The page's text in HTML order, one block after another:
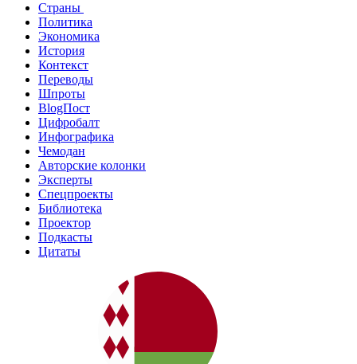
Страны
Политика
Экономика
История
Контекст
Переводы
Шпроты
BlogПост
Цифробалт
Инфографика
Чемодан
Авторские колонки
Эксперты
Спецпроекты
Библиотека
Проектор
Подкасты
Цитаты